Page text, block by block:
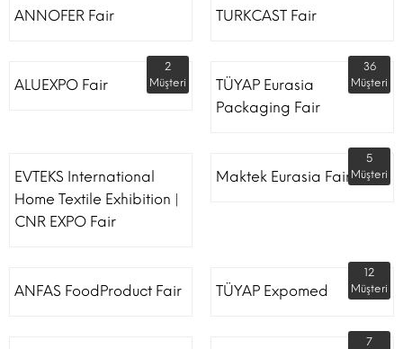
ANNOFER Fair TURKCAST Fair
ALUEXPO Fair
2
Müşteri
TÜYAP Eurasia
Packaging Fair
36
Müşteri
EVTEKS International
Home Textile Exhibition |
CNR EXPO Fair
Maktek Eurasia Fair
5
Müşteri
ANFAS FoodProduct Fair TÜYAP Expomed
12
Müşteri
7